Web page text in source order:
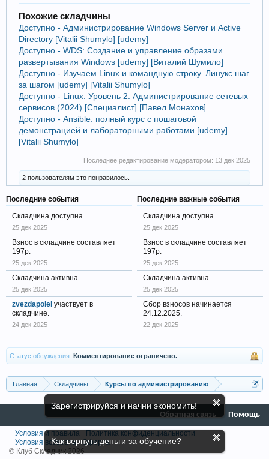
Зарегистрируйся и начни экономить!
Как вернуть деньги за обучение?
Похожие складчины
Доступно - Администрирование Windows Server и Active
Directory [Vitalii Shumylo] [udemy]
Доступно - WDS: Создание и управление образами
развертывания Windows [udemy] [Виталий Шумило]
Доступно - Изучаем Linux и командную строку. Линукс шаг
за шагом [udemy] [Vitalii Shumylo]
Доступно - Linux. Уровень 2. Администрирование сетевых
сервисов (2024) [Специалист] [Павел Монахов]
Доступно - Ansible: полный курс с пошаговой
демонстрацией и лабораторными работами [udemy]
[Vitalii Shumylo]
Последнее редактирование модератором: 13 дек 2025
2 пользователям это понравилось.
Последние события
Складчина доступна.
25 дек 2025
Взнос в складчине составляет
197р.
25 дек 2025
Складчина активна.
25 дек 2025
zvezdapolei участвует в
складчине.
24 дек 2025
Последние важные события
Складчина доступна.
25 дек 2025
Взнос в складчине составляет
197р.
25 дек 2025
Складчина активна.
25 дек 2025
Сбор взносов начинается
24.12.2025.
22 дек 2025
Статус обсуждения: Комментирование ограничено.
Главная Складчины Курсы по администрированию
Обратная связь Помощь
Условия и правила
Политика конфиденциальности
Условия возврата
Оферта
© Клуб Складчик 2026